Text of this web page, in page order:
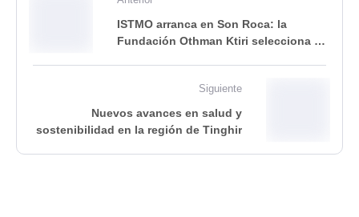
ISTMO arranca en Son Roca: la
Fundación Othman Ktiri selecciona a
Siguiente
Nuevos avances en salud y
sostenibilidad en la región de Tinghir